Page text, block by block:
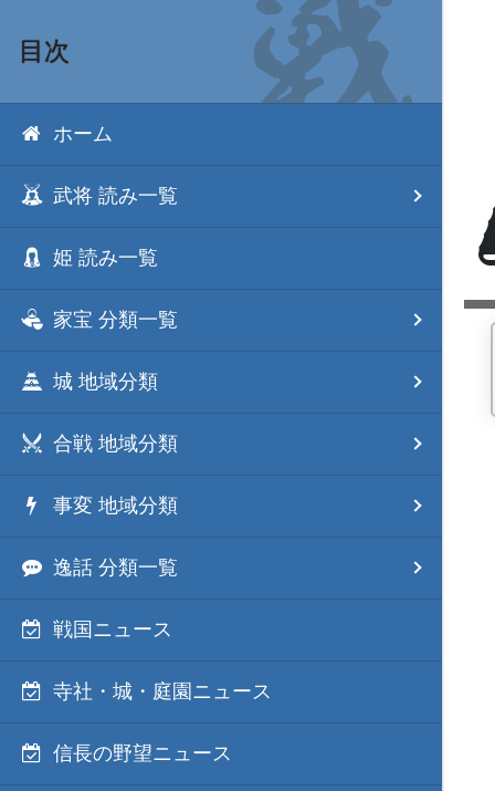
目次
ホーム
武将 読み一覧
姫 読み一覧
家宝 分類一覧
城 地域分類
合戦 地域分類
事変 地域分類
逸話 分類一覧
戦国ニュース
寺社・城・庭園ニュース
信長の野望ニュース